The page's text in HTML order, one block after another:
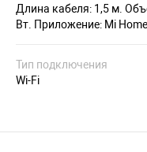
Длина кабеля: 1,5 м.
Вт. Приложение: Mi Home.
Тип подключения
Wi-Fi